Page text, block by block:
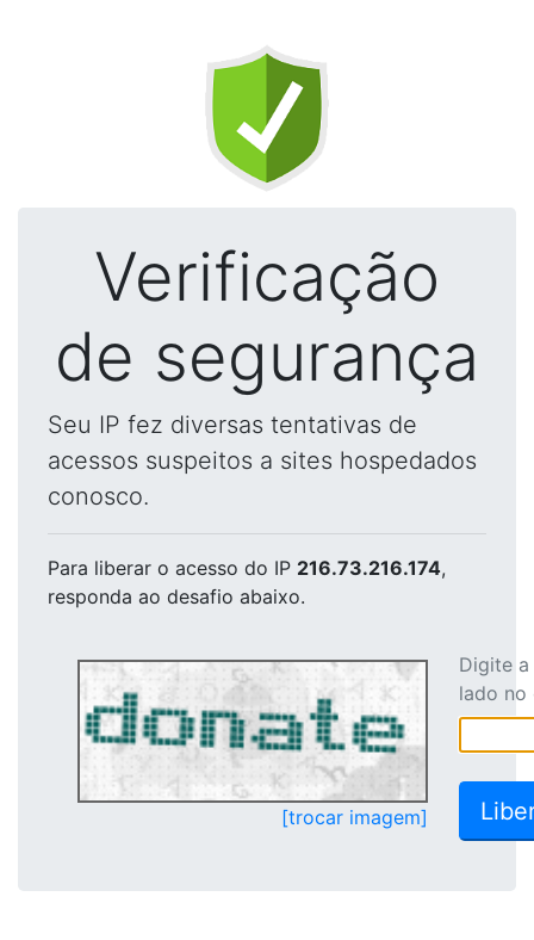
Verificação
de segurança
Seu IP fez diversas tentativas de
acessos suspeitos a sites hospedados
conosco.
Para liberar o acesso do IP 216.73.216.174,
responda ao desafio abaixo.
[trocar imagem]
Digite
lado no